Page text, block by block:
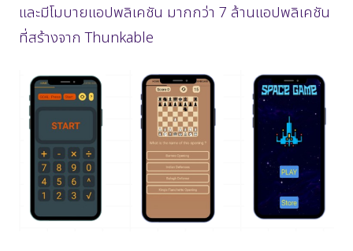
และมีโมบายแอปพลิเคชัน มากกว่า 7 ล้านแอปพลิเคชัน
ที่สร้างจาก Thunkable